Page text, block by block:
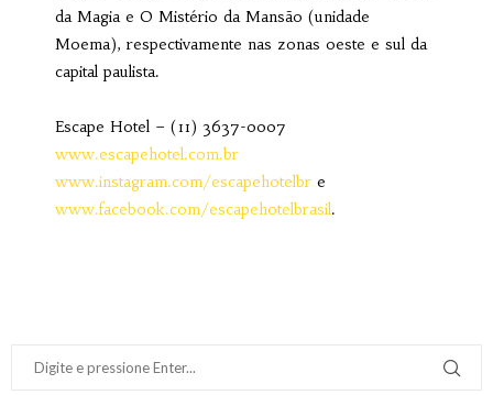
da Magia e O Mistério da Mansão (unidade
Moema), respectivamente nas zonas oeste e sul da
capital paulista.
Escape Hotel – (11) 3637-0007
www.escapehotel.com.br
www.instagram.com/escapehotelbr e
www.facebook.com/escapehotelbrasil.